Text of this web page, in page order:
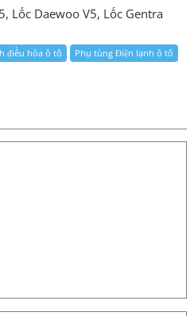
Lốc Daewoo V5, Lốc Gentra
điều hòa ô tô Phụ tùng Điện lạnh ô tô